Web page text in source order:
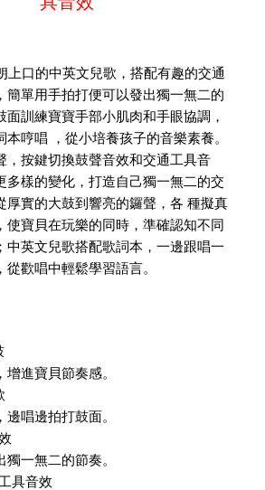
上口的中英文兒歌，搭配有趣的交通
簡單用手拍打便可以發出獨一無二的
面訓練寶寶手部小肌肉和手眼協調，
本哼唱 ，從小培養孩子的音樂素養。
，按鍵切換鼓聲音效和交通工具音
多樣的變化，打造自己獨一無二的交
厚實的大鼓到響亮的鑼聲，各 種擬真
使寶貝在玩樂的同時，準確認知不同
中英文兒歌搭配歌詞本，一邊跟唱一
歡唱中輕鬆學習語言。
進寶貝節奏感。
唱邊拍打鼓面。
一無二的節奏。
具音效